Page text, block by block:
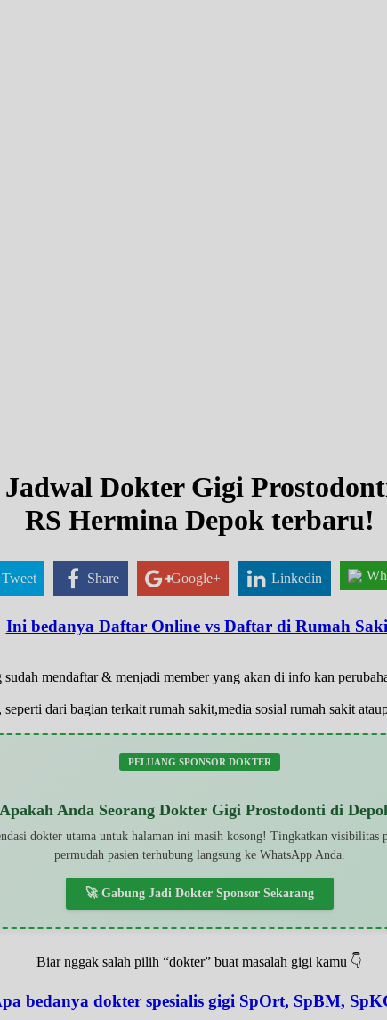
Jadwal Dokter Gigi
RS Hermina Depok terbaru!
Tweet Share Google+ Linkedin
Ini bedanya Daftar Online vs Daftar di Rumah
sudah mendaftar & menjadi member yang akan di info kan
dari bagian terkait rumah sakit,media sosial rumah sakit
PELUANG SPONSOR DOKTER
Apakah Anda Seorang Dokter Gigi Prostodonti di
dokter utama untuk halaman ini masih kosong! Tingkatkan visibilitas
permudah pasien terhubung langsung ke WhatsApp Anda.
🚀 Gabung Jadi Dokter Sponsor Sekarang
Biar nggak salah pilih “dokter” buat masalah gigi kamu 👇
bedanya dokter spesialis gigi SpOrt, SpBM,